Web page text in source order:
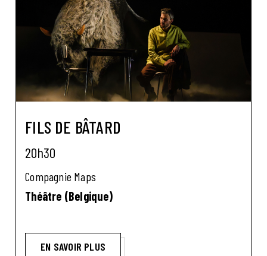
FILS DE BÂTARD
20h30
Compagnie Maps
Théâtre (Belgique)
EN SAVOIR PLUS